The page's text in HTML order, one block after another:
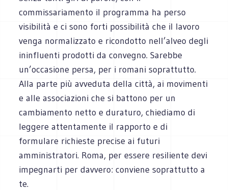
commissariamento il programma ha perso
visibilità e ci sono forti possibilità che il lavoro
venga normalizzato e ricondotto nell’alveo degli
ininfluenti prodotti da convegno. Sarebbe
un’occasione persa, per i romani soprattutto.
Alla parte più avveduta della città, ai movimenti
e alle associazioni che si battono per un
cambiamento netto e duraturo, chiediamo di
leggere attentamente il rapporto e di
formulare richieste precise ai futuri
amministratori. Roma, per essere resiliente devi
impegnarti per davvero: conviene soprattutto a
te.